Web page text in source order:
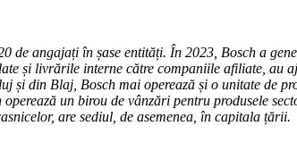
de angajați în șase entități. În 2023, Bosch a
și livrările interne către companiile afiliate, au
din Blaj, Bosch mai operează și o unitate de
un birou de vânzări pentru produsele
are sediul, de asemenea, în capitala țării.